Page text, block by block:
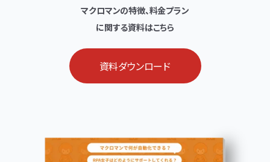
マクロマンの特徴、料金プラン
に関する資料はこちら
資料ダウンロード